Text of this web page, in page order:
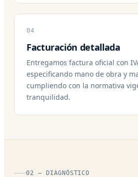
04
Facturación detallada
Entregamos factura oficial con
especificando mano de obra y
cumpliendo con la normativa
tranquilidad.
02 — DIAGNÓSTICO